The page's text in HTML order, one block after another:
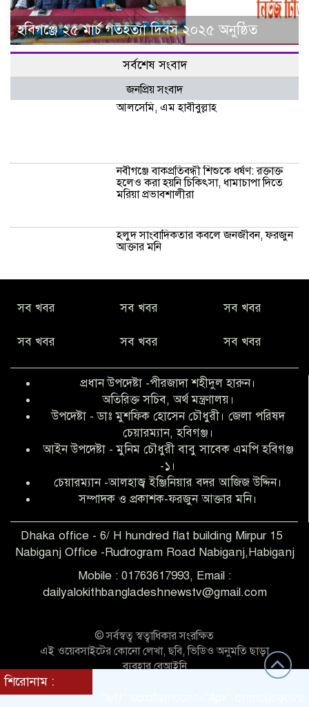
হবিগঞ্জে ২৫ মার্চ গতহত্যা দিবস ২০২৫ অনুষ্ঠিত
সর্বশেষ সংবাদ
জনপ্রিয় সংবাদ
আলসেমি, এম হাবীবুল্লাহ
নবীগঞ্জে বাকপ্রতিবন্ধী শিশুকে ধর্ষণ: রক্তাক্ত
হলেও করা হয়নি চিকিৎসা, ধামাচাপা দিতে
মরিয়া প্রভাবশালীরা
হলুদ সাংবাদিকতার কবলে জনজীবন, ফরজুন
আক্তার মনি
কিবরিয়া
বৃত্তি পরীক্ষার সুযোগ করে দিলেন প্রধান শিক্ষক
ফারুক মাস্টার
আব্দুল হক তালুকদার ফাউন্ডেশন মানবতার
শিকড় ছুঁই ছুঁই,ফরজুন আক্তার মনি
সিলেট রেঞ্জের শ্রেষ্ঠ ওসি নির্বাচিত হলেন
নবীগঞ্জ থানার ওসি মোনায়েম
‎নবীগঞ্জে এক সাজাপ্রাপ্ত পলাতক আসামি
শিশু ধর্ষণের অভিযোগে অভিযুক্ত গ্রেফতার ১
সব খবর সব খবর সব খবর
সব খবর সব খবর সব খবর
প্রধান উপদেষ্টা -পীরজাদা শহীদুল হারুন।
অতিরিক্ত সচিব, অর্থ মন্ত্রণালয়।
উপদেষ্টা - ডাঃ মুশফিক হোসেন চৌধুরী। জেলা পরিষদ
চেয়ারম্যান, হবিগঞ্জ।
আইন উপদেষ্টা - মুনিম চৌধুরী বাবু সাবেক এমপি হবিগঞ্জ
-১।
চেয়ারম্যান -আলহাজ্ব ইঞ্জিনিয়ার বদর আজিজ উদ্দিন।
সম্পাদক ও প্রকাশক-ফরজুন আক্তার মনি।
Dhaka office - 6/ H hundred flat building Mirpur 15
Nabiganj Office -Rudrogram Road Nabiganj,Habiganj
Mobile : 01763617993, Email :
dailyalokithbangladeshnewstv@gmail.com
শিরোনাম :
direction = "left" scrollamount="4px"
© সর্বস্বত্ব স্বত্বাধিকার সংরক্ষিত
এই ওয়েবসাইটের কোনো লেখা, ছবি, ভিডিও অনুমতি ছাড়া
ব্যবহার বেআইনি